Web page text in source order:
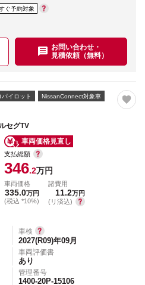
ぐ予約対象
お問い合わせ・
見積依頼（無料）
パイロット NissanConnect対象車
セグTV
車両価格見直し
支払総額
346.2万円
車両価格
335.0万円
(税込 *10%)
諸費用
11.2万円
(リ済込)
車検
2027(R09)年09月
車両評価書
あり
管理番号
1400-20P-15106